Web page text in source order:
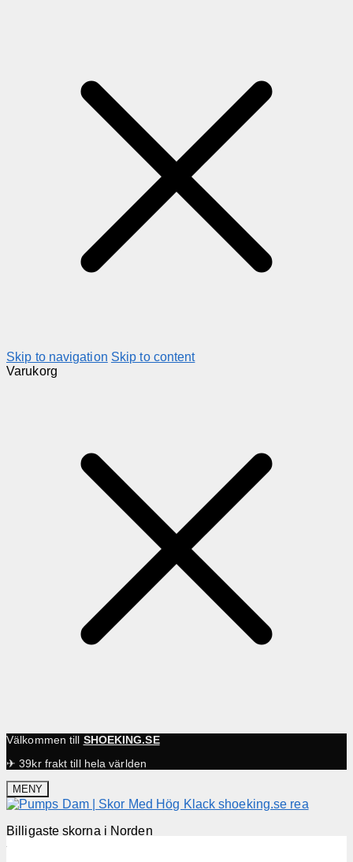
Skip to navigation Skip to content
Varukorg
Välkommen till SHOEKING.SE
✈ 39kr frakt till hela världen
MENY
Billigaste skorna i Norden